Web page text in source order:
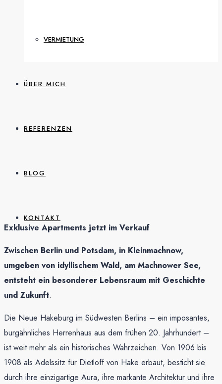
VERMIETUNG
ÜBER MICH
REFERENZEN
BLOG
KONTAKT
Exklusive Apartments jetzt im Verkauf
Zwischen Berlin und Potsdam, in Kleinmachnow,
umgeben von idyllischem Wald, am Machnower See,
entsteht ein besonderer Lebensraum mit Geschichte
und Zukunft.
Die Neue Hakeburg im Südwesten Berlins – ein imposantes,
burgähnliches Herrenhaus aus dem frühen 20. Jahrhundert –
ist weit mehr als ein historisches Wahrzeichen. Von 1906 bis
1908 als Adelssitz für Dietloff von Hake erbaut, besticht sie
durch ihre einzigartige Aura, ihre markante Architektur und ihre